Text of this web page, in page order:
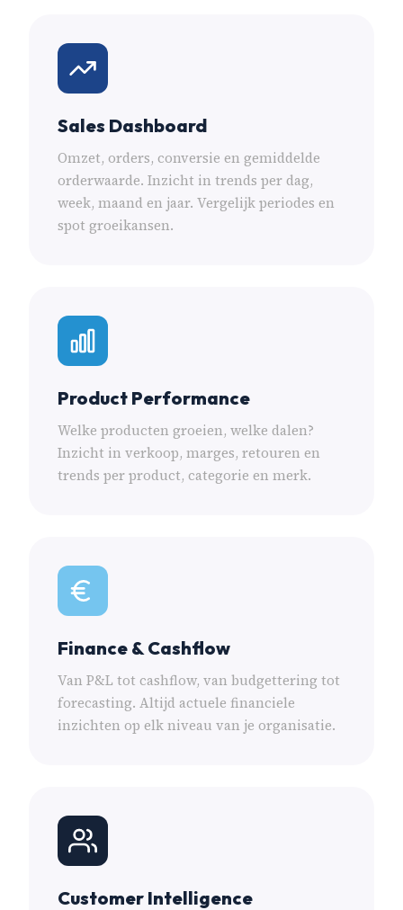
Sales Dashboard
Omzet, orders, conversie en gemiddelde
orderwaarde. Inzicht in trends per dag,
week, maand en jaar. Vergelijk periodes en
spot groeikansen.
Product Performance
Welke producten groeien, welke dalen?
Inzicht in verkoop, marges, retouren en
trends per product, categorie en merk.
Finance & Cashflow
Van P&L tot cashflow, van budgettering tot
forecasting. Altijd actuele financiele
inzichten op elk niveau van je organisatie.
Customer Intelligence